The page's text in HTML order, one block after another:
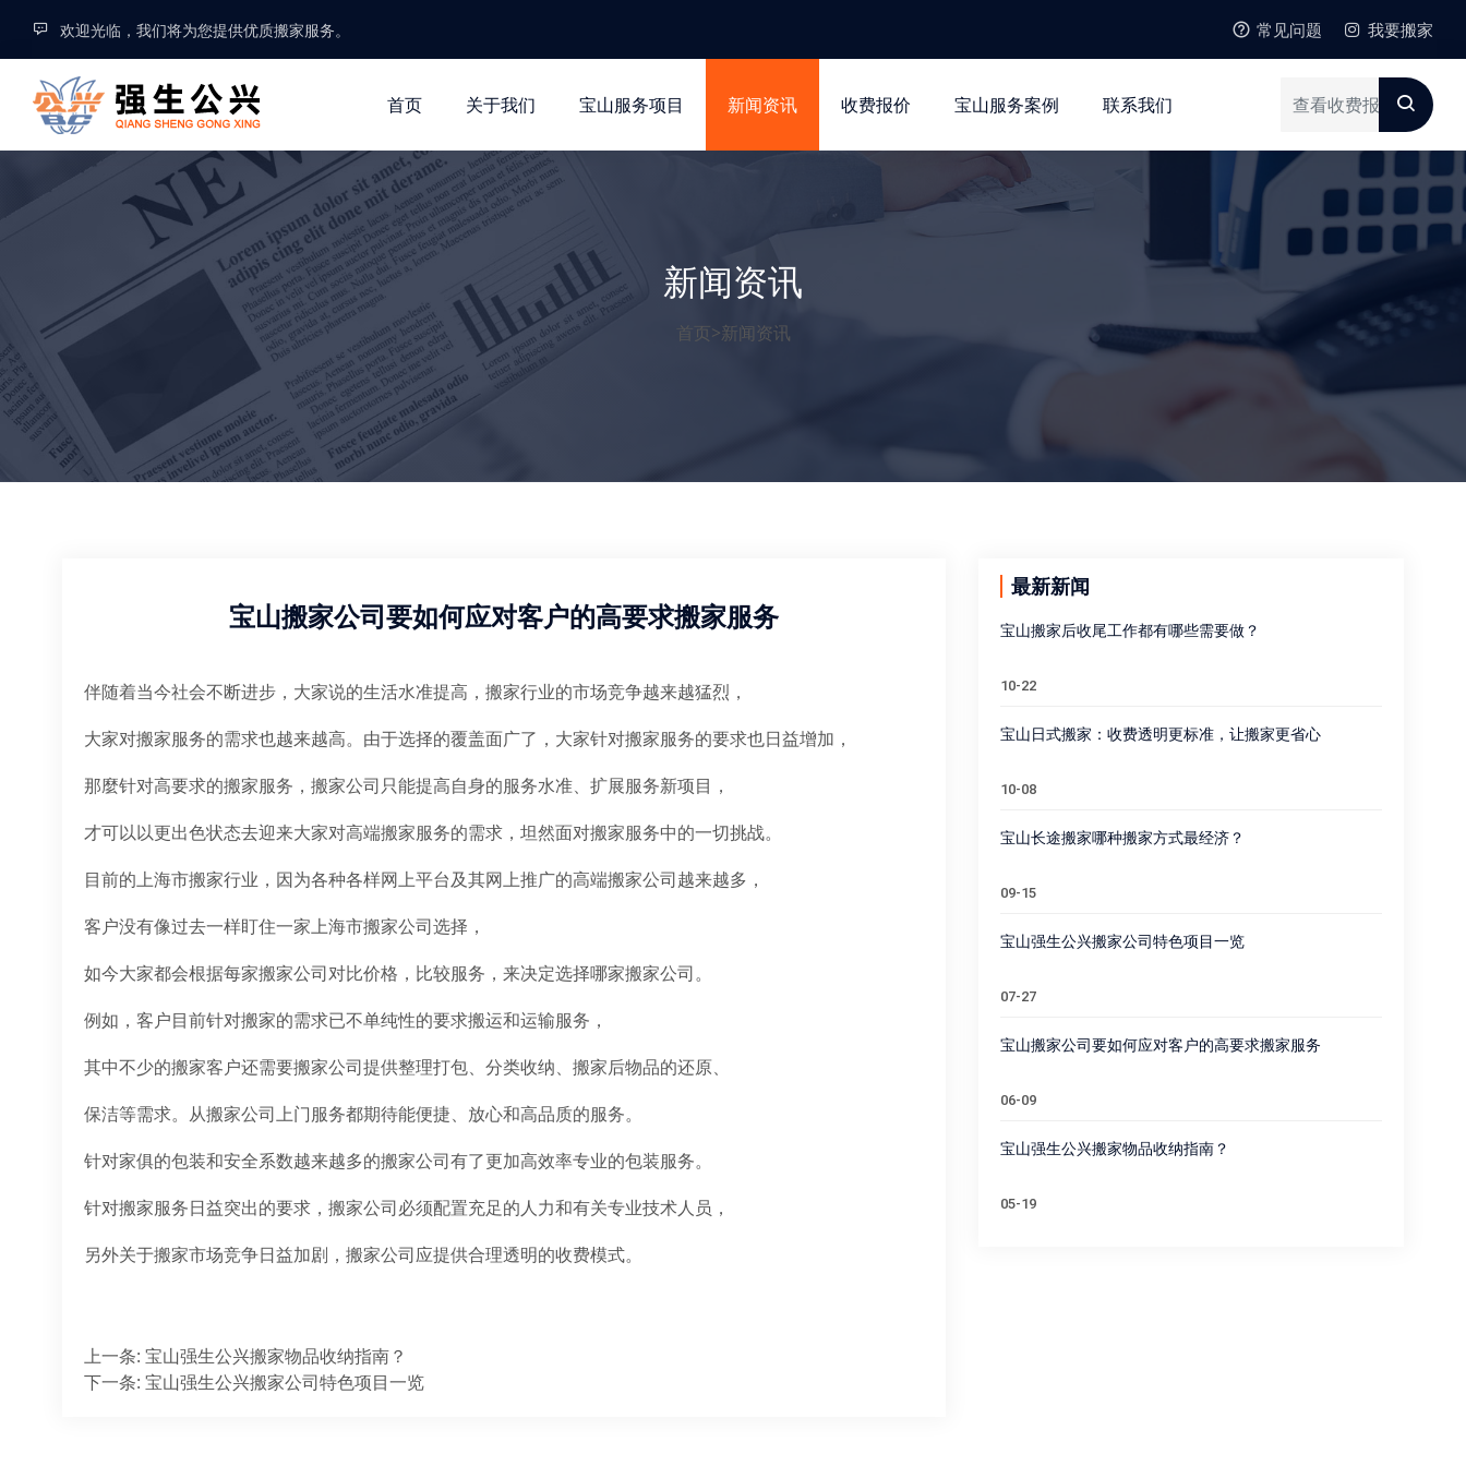
欢迎光临，我们将为您提供优质搬家服务。 常见问题 我要搬家
首页 关于我们 宝山服务项目 新闻资讯 收费报价 宝山服务案例 联系我们
新闻资讯
首页>新闻资讯
宝山搬家公司要如何应对客户的高要求搬家服务
伴随着当今社会不断进步，大家说的生活水准提高，搬家行业的市场竞争越来越猛烈，
大家对搬家服务的需求也越来越高。由于选择的覆盖面广了，大家针对搬家服务的要求也日益增加，
那麼针对高要求的搬家服务，搬家公司只能提高自身的服务水准、扩展服务新项目，
才可以以更出色状态去迎来大家对高端搬家服务的需求，坦然面对搬家服务中的一切挑战。
目前的上海市搬家行业，因为各种各样网上平台及其网上推广的高端搬家公司越来越多，
客户没有像过去一样盯住一家上海市搬家公司选择，
如今大家都会根据每家搬家公司对比价格，比较服务，来决定选择哪家搬家公司。
例如，客户目前针对搬家的需求已不单纯性的要求搬运和运输服务，
其中不少的搬家客户还需要搬家公司提供整理打包、分类收纳、搬家后物品的还原、
保洁等需求。从搬家公司上门服务都期待能便捷、放心和高品质的服务。
针对家俱的包装和安全系数越来越多的搬家公司有了更加高效率专业的包装服务。
针对搬家服务日益突出的要求，搬家公司必须配置充足的人力和有关专业技术人员，
另外关于搬家市场竞争日益加剧，搬家公司应提供合理透明的收费模式。
上一条: 宝山强生公兴搬家物品收纳指南？
下一条: 宝山强生公兴搬家公司特色项目一览
最新新闻
宝山搬家后收尾工作都有哪些需要做？
10-22
宝山日式搬家：收费透明更标准，让搬家更省心
10-08
宝山长途搬家哪种搬家方式最经济？
09-15
宝山强生公兴搬家公司特色项目一览
07-27
宝山搬家公司要如何应对客户的高要求搬家服务
06-09
宝山强生公兴搬家物品收纳指南？
05-19